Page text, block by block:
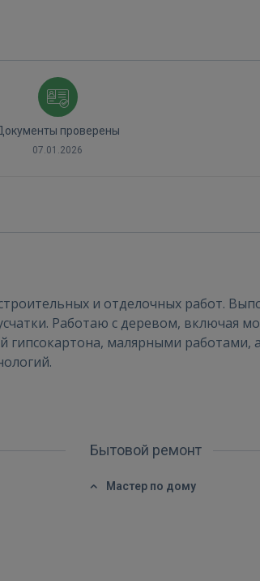
Запомнить?
FACEBOOK
проверены
07.01.2026
и отделочных работ.
Работаю с деревом, включая
малярными работами,
Бытовой ремонт
Мастер по дому